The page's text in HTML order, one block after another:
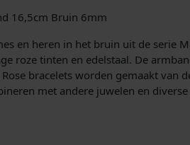
R
-
6
0
16,5cm Bruin 6mm
en heren in het bruin uit de serie
roze tinten en edelstaal. De
bracelets worden gemaakt van
met andere juwelen en